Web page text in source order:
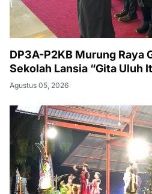
DP3A-P2KB Murung Raya
Sekolah Lansia “Gita Uluh
Agustus 05, 2026